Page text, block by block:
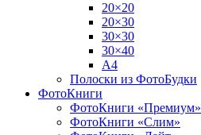
20×20
20×30
30×30
30×40
A4
Полоски из ФотоБудки
ФотоКниги
ФотоКниги «Премиум»
ФотоКниги «Слим»